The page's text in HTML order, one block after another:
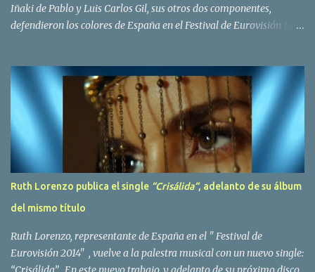
Iñaki de Pablo y Luis Carlos Gil, sus otros dos componentes,
defendieron los colores de España en el Festival de Eurovisión 1980
padeciendo desde hace tiempo. Patricia Fernández Goberna,
nacida en 1957, entró a formar parte de la formación musical
antes mencionada en el año 1979 sustituyendo a Amaya Saizar. Es
el año 1980 cuando son elegidos para representar a España en
Dublín donde, con su tema Quedate esta noche, obtienen el puesto
12 de 19 países. Tras esta participación graban en Estados Unidos
el disco Entrañablemente , abriendole las puertas del éxito en
America Latina, en especial en Mexico, en donde pasan largas
temporadas. En Trigo Limpio permanecerá hasta el año 1988,
Ruth Lorenzo publica el single “Crisálida“, adelanto de su álbum
del mismo título
Ruth Lorenzo, representante de España en el " Festival de
Eurovisión 2014" , vuelve a la palestra musical con un nuevo single: